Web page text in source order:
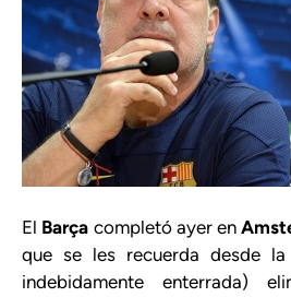
El Barça completó ayer en
que se les recuerda desde
indebidamente enterrada)